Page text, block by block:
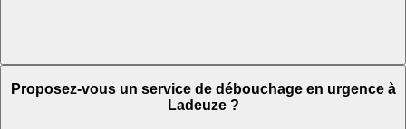
Proposez-vous un service de débouchage en urgence à
Ladeuze ?